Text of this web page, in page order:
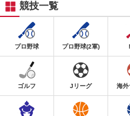
競技一覧
プロ野球 プロ野球(2軍)
ゴルフ Jリーグ 海外